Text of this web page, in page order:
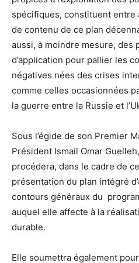
spécifiques, constituent entre
de contenu de ce plan
aussi, à moindre mesure, des
d’application pour pallier les
négatives nées des crises
comme celles occasionnées
la guerre entre la Russie et
Sous l’égide de son Premier
Président Ismail Omar
procédera, dans le cadre de
présentation du plan intégré
contours généraux du
auquel elle affecte à la
durable.
Elle soumettra également